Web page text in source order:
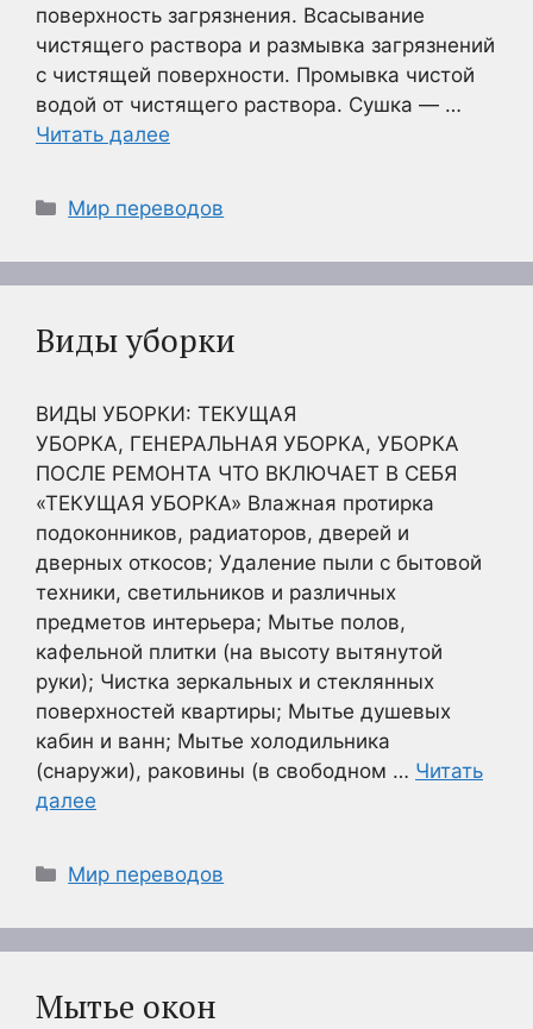
поверхность загрязнения. Всасывание
чистящего раствора и размывка загрязнений
с чистящей поверхности. Промывка чистой
водой от чистящего раствора. Сушка — …
Читать далее
Рубрики
Мир переводов
Виды уборки
ВИДЫ УБОРКИ: ТЕКУЩАЯ
УБОРКА, ГЕНЕРАЛЬНАЯ УБОРКА, УБОРКА
ПОСЛЕ РЕМОНТА ЧТО ВКЛЮЧАЕТ В СЕБЯ
«ТЕКУЩАЯ УБОРКА» Влажная протирка
подоконников, радиаторов, дверей и
дверных откосов; Удаление пыли с бытовой
техники, светильников и различных
предметов интерьера; Мытье полов,
кафельной плитки (на высоту вытянутой
руки); Чистка зеркальных и стеклянных
поверхностей квартиры; Мытье душевых
кабин и ванн; Мытье холодильника
(снаружи), раковины (в свободном … Читать
далее
Рубрики
Мир переводов
Мытье окон